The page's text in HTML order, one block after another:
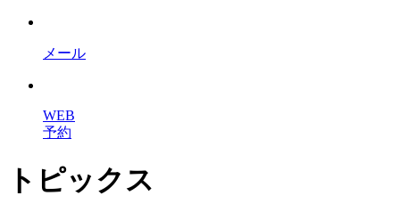
メール
WEB
予約
トピックス